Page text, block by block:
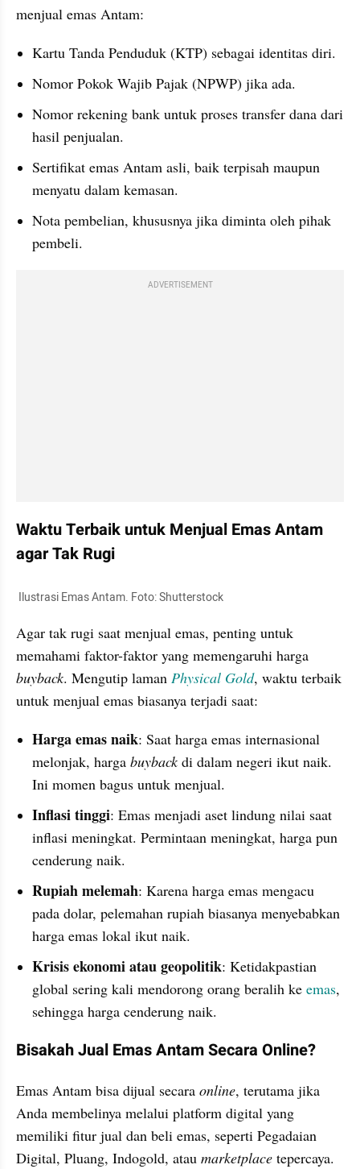
menjual emas Antam:
Kartu Tanda Penduduk (KTP) sebagai identitas diri.
Nomor Pokok Wajib Pajak (NPWP) jika ada.
Nomor rekening bank untuk proses transfer dana dari
hasil penjualan.
Sertifikat emas Antam asli, baik terpisah maupun
menyatu dalam kemasan.
Nota pembelian, khususnya jika diminta oleh pihak
pembeli.
ADVERTISEMENT
Waktu Terbaik untuk Menjual Emas Antam
agar Tak Rugi
Ilustrasi Emas Antam. Foto: Shutterstock
Agar tak rugi saat menjual emas, penting untuk
buyback. Mengutip laman Physical Gold, waktu terbaik
untuk menjual emas biasanya terjadi saat:
Harga emas naik: Saat harga emas internasional
melonjak, harga buyback di dalam negeri ikut naik.
Ini momen bagus untuk menjual.
Inflasi tinggi: Emas menjadi aset lindung nilai saat
inflasi meningkat. Permintaan meningkat, harga pun
cenderung naik.
Rupiah melemah: Karena harga emas mengacu
pada dolar, pelemahan rupiah biasanya menyebabkan
harga emas lokal ikut naik.
Krisis ekonomi atau geopolitik: Ketidakpastian
global sering kali mendorong orang beralih ke emas,
sehingga harga cenderung naik.
Bisakah Jual Emas Antam Secara Online?
Emas Antam bisa dijual secara online, terutama jika
Anda membelinya melalui platform digital yang
memiliki fitur jual dan beli emas, seperti Pegadaian
Digital, Pluang, Indogold, atau marketplace tepercaya.